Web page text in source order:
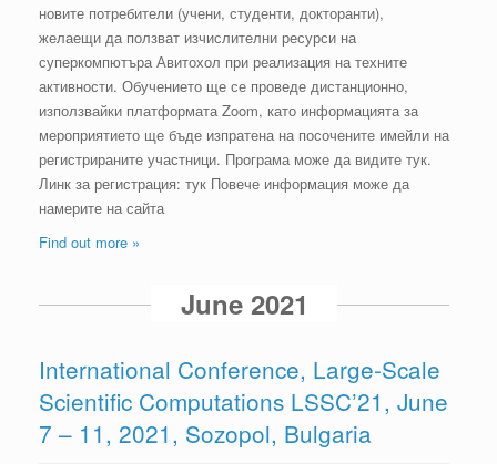
i
g
a
t
i
новите потребители (учени, студенти, докторанти),
желаещи да ползват изчислителни ресурси на
суперкомпютъра Авитохол при реализация на техните
активности. Обучението ще се проведе дистанционно,
използвайки платформата Zoom, като информацията за
мероприятието ще бъде изпратена на посочените имейли на
регистрираните участници. Програма може да видите тук.
Линк за регистрация: тук Повече информация може да
намерите на сайта
Find out more »
June 2021
International Conference, Large-Scale
Scientific Computations LSSC’21, June
7 – 11, 2021, Sozopol, Bulgaria